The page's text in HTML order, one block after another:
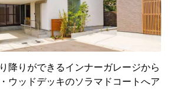
降りができるインナーガレージから
ウッドデッキのソラマドコートへア